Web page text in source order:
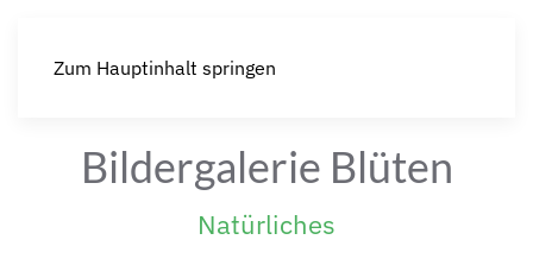
Zum Hauptinhalt springen
Bildergalerie Blüten
Natürliches